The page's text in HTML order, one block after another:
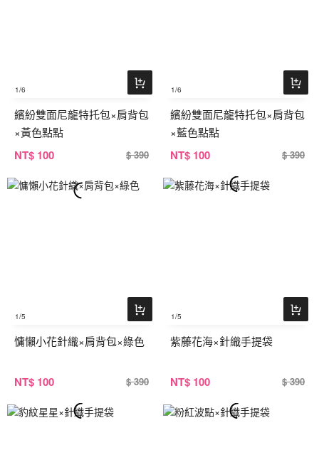
1/6
繽紛雙面尼龍特托包×肩背包
×黃色點點
NT$ 100 $ 390
1/6
繽紛雙面尼龍特托包×肩背包
×藍色點點
NT$ 100 $ 390
1/5
慵懶小花針織×肩背包×綠色
NT$ 100 $ 390
1/5
紫藤花海×針織手提袋
NT$ 100 $ 390